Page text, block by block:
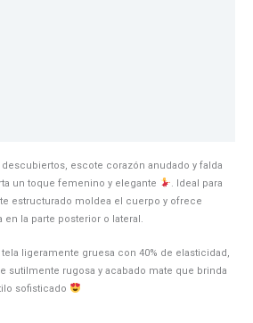
escote corazón anudado y falda
un toque femenino y elegante
. Ideal para
estructurado moldea el cuerpo y ofrece
la parte posterior o lateral.
tela ligeramente gruesa con 40% de elasticidad,
sutilmente rugosa y acabado mate que brinda
sofisticado